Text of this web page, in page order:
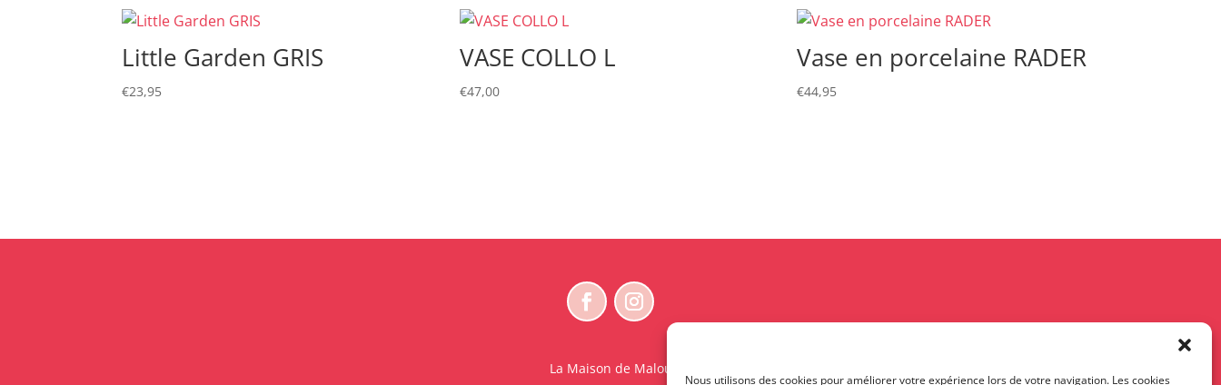
Nous utilisons des cookies pour améliorer votre expérience lors de votre navigation. Les cookies
Little Garden GRIS
€23,95
VASE COLLO L
€47,00
Vase en porcelaine RADER
€44,95
La Maison de Malou